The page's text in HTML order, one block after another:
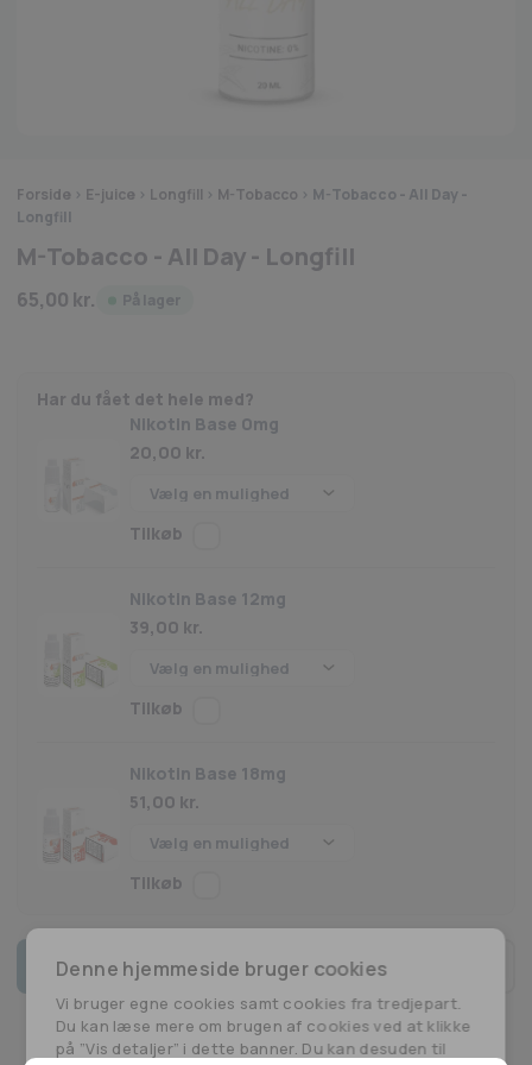
Forside > E-juice > Longfill > M-Tobacco > M-Tobacco - All Day -
Longfill
M-Tobacco - All Day - Longfill
65,00 kr.
Har du fået det hele med?
Nikotin Base 0mg
20,00 kr.
Nikotin Base 12mg
39,00 kr.
Nikotin Base 18mg
51,00 kr.
M-
Tobacco
-
All
Tilføj til kurv
Denne hjemmeside bruger cookies
Vi bruger egne cookies samt cookies fra tredjepart.
Du kan læse mere om brugen af cookies ved at klikke
på ”Vis detaljer” i dette banner. Du kan desuden til